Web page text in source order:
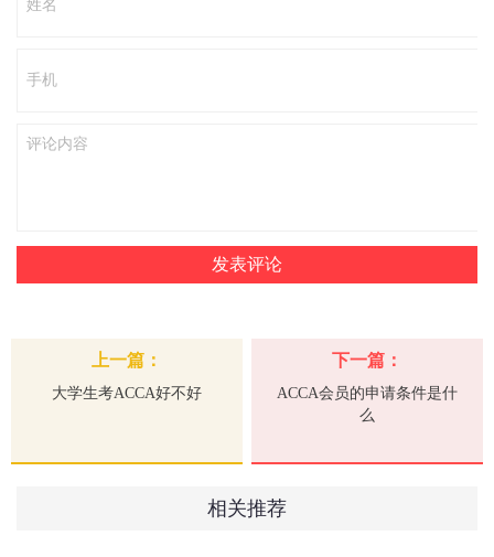
上一篇：
大学生考ACCA好不好
下一篇：
ACCA会员的申请条件是什
么
相关推荐